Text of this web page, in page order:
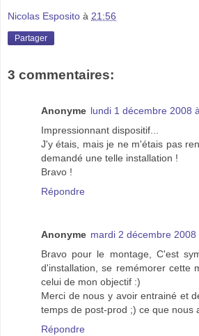
Nicolas Esposito à 21:56
Partager
3 commentaires:
Anonyme lundi 1 décembre 2008
Impressionnant dispositif...
J'y étais, mais je ne m'étais pas
demandé une telle installation !
Bravo !
Répondre
Anonyme mardi 2 décembre
Bravo pour le montage, C'est
d'installation, se remémorer cette
celui de mon objectif :)
Merci de nous y avoir entrainé et
temps de post-prod ;) ce que nous
Répondre